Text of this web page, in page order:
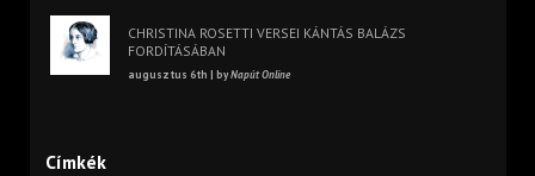
CHRISTINA ROSETTI VERSEI KÁNTÁS BALÁZS
FORDÍTÁSÁBAN
augusztus 6th | byNapút Online
Címkék